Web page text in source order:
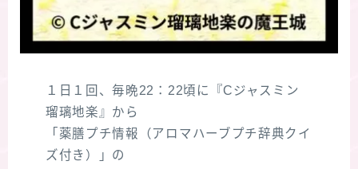
１日１回、毎晩22：22頃に『Cジャスミン
瑠璃地楽』から
「薬膳プチ情報（アロマハーブプチ辞典クイ
ズ付き）」の